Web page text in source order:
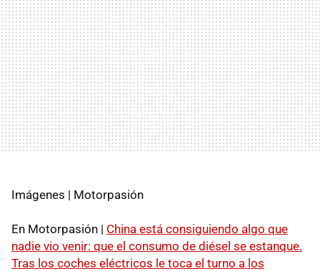
Imágenes | Motorpasión
En Motorpasión | China está consiguiendo algo que
nadie vio venir: que el consumo de diésel se estanque.
Tras los coches eléctricos le toca el turno a los